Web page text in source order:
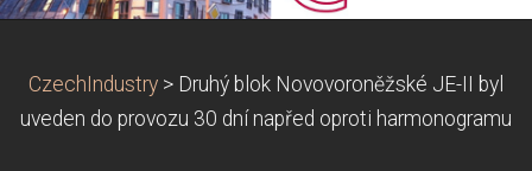
CzechIndustry > Druhý blok Novovoroněžské JE-II byl
uveden do provozu 30 dní napřed oproti harmonogramu